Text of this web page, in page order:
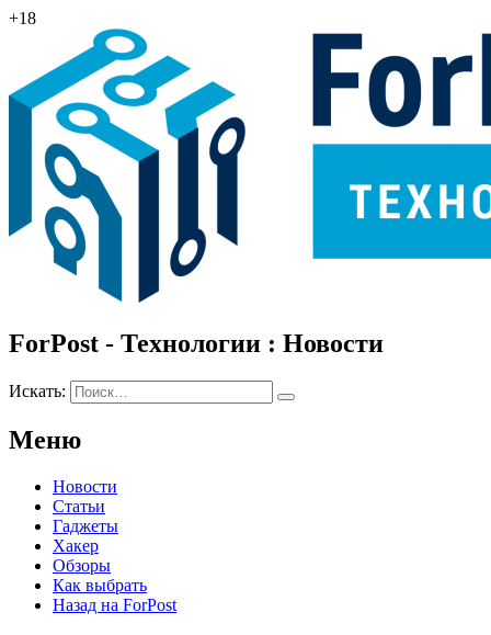
+18
ForPost - Технологии : Новости
Искать:
Меню
Новости
Статьи
Гаджеты
Хакер
Обзоры
Как выбрать
Назад на ForPost